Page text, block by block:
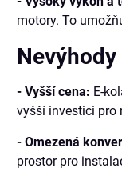
motory. To
Nevýhody
- Vyšší cena: E-
vyšší investici pro
- Omezená
prostor pro